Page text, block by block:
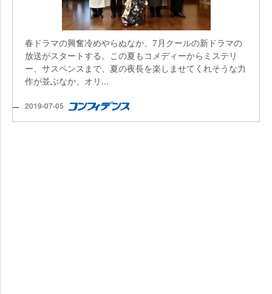
春ドラマの興奮冷めやらぬなか、7月クールの新ドラマの
放送がスタートする。この夏もコメディーからミステリ
ー、サスペンスまで、夏の夜長を楽しませてくれそうな力
作が並ぶなか、オリ...
2019-07-05